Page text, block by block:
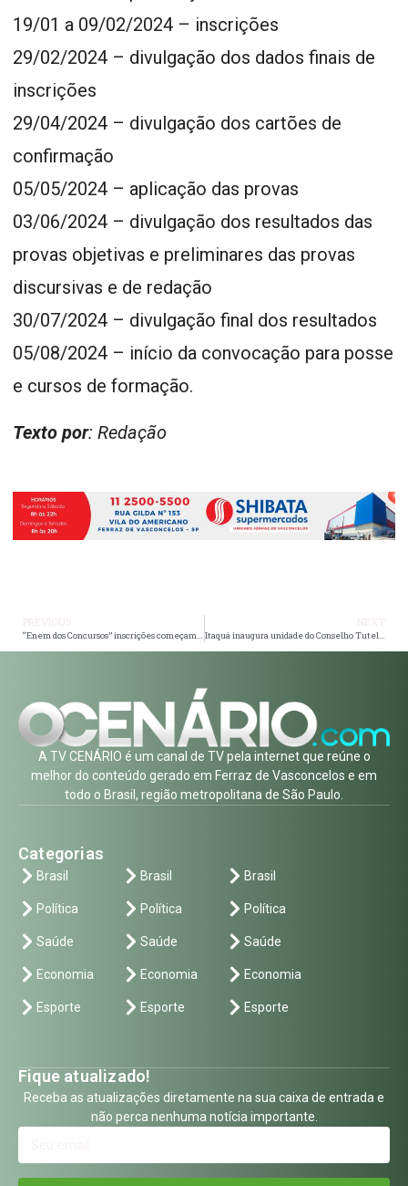
19/01 a 09/02/2024 – inscrições
29/02/2024 – divulgação dos dados finais de
inscrições
29/04/2024 – divulgação dos cartões de
confirmação
05/05/2024 – aplicação das provas
03/06/2024 – divulgação dos resultados das
provas objetivas e preliminares das provas
discursivas e de redação
30/07/2024 – divulgação final dos resultados
05/08/2024 – início da convocação para posse
e cursos de formação.
Texto por: Redação
“Enem dos Concursos” inscrições começam nesta sexta-feira (19) Itaquá inaugura unidade do Conselho Tutelar no Caiuby e entraga veiculo zero/km
A TV CENÁRIO é um canal de TV pela internet que reúne o
melhor do conteúdo gerado em Ferraz de Vasconcelos e em
todo o Brasil, região metropolitana de São Paulo.
Categorias
Brasil
Política
Saúde
Economia
Esporte
Brasil
Política
Saúde
Economia
Esporte
Brasil
Política
Saúde
Economia
Esporte
Fique atualizado!
Receba as atualizações diretamente na sua caixa de entrada e
não perca nenhuma notícia importante.